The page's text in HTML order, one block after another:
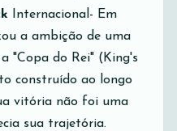
Internacional- Em
a ambição de uma
"Copa do Rei" (King's
construído ao longo
vitória não foi uma
sua trajetória.